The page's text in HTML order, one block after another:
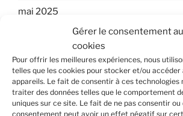
Gérer le consentement
cookies
Pour offrir les meilleures expériences, nous
telles que les cookies pour stocker et/ou
appareils. Le fait de consentir à ces technologies
traiter des données telles que le comportement
uniques sur ce site. Le fait de ne pas consentir
consentement peut avoir un effet négatif sur
mai 2025
janvier 2025
décembre 2024
août 2024